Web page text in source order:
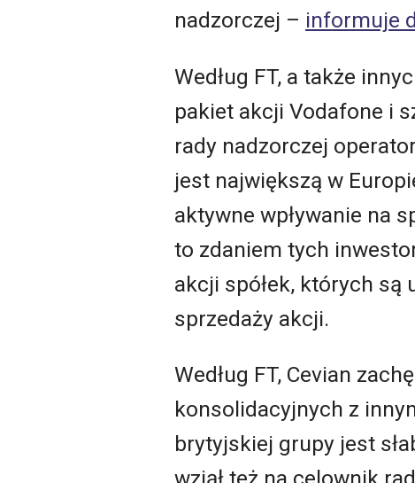
nadzorczej – informuje
Według FT, a także
pakiet akcji Vodafone i
rady nadzorczej
jest największą w
aktywne wpływanie na
to zdaniem tych
akcji spółek, których są
sprzedaży akcji.
Według FT, Cevian
konsolidacyjnych z
brytyjskiej grupy jest